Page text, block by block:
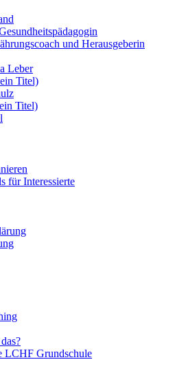
und Herausgeberin
Leber
Titel)
Titel)
für Interessierte
LCHF Grundschule